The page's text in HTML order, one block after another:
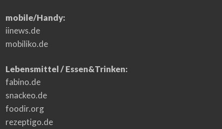
mobile/Handy:
iinews.de
mobiliko.de
Lebensmittel / Essen&Trinken:
fabino.de
snackeo.de
foodir.org
rezeptigo.de